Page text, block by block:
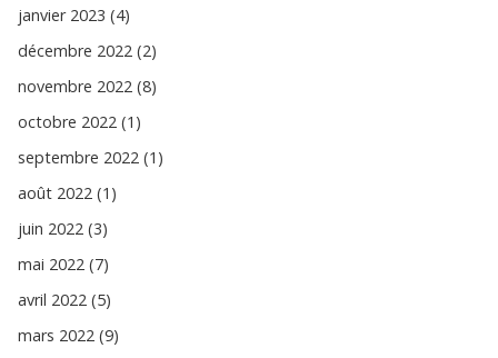
janvier 2023 (4)
décembre 2022 (2)
novembre 2022 (8)
octobre 2022 (1)
septembre 2022 (1)
août 2022 (1)
juin 2022 (3)
mai 2022 (7)
avril 2022 (5)
mars 2022 (9)